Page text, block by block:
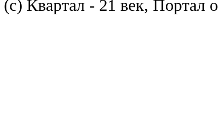
(с) Квартал - 21 век, Портал